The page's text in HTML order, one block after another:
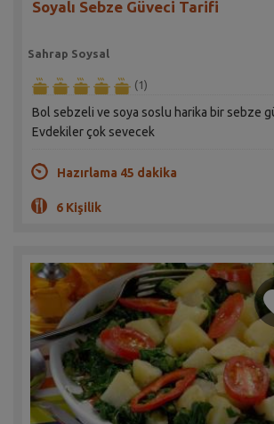
Soyalı Sebze Güveci Tarifi
Sahrap Soysal
(1)
Bol sebzeli ve soya soslu harika bir sebze
Evdekiler çok sevecek
Hazırlama 45 dakika
6 Kişilik